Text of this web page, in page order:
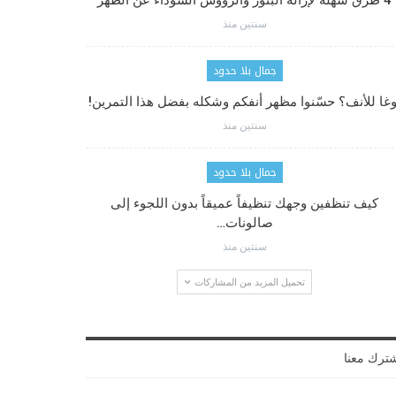
سنتين منذ
جمال بلا حدود
للأنف؟ حسّنوا مظهر أنفكم وشكله بفضل هذا التمرين!
سنتين منذ
جمال بلا حدود
كيف تنظفين وجهك تنظيفاً عميقاً بدون اللجوء إلى
صالونات…
سنتين منذ
تحميل المزيد من المشاركات
معنا